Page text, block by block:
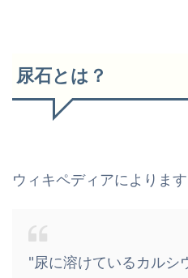
尿石とは？
ウィキペディアによりま
"尿に溶けているカルシ